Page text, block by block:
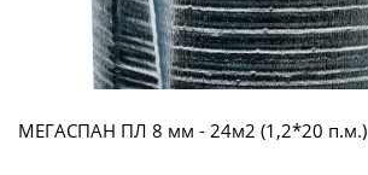
МЕГАСПАН ПЛ 8 мм - 24м2 (1,2*20 п.м.)